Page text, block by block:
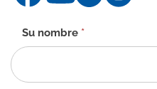
Formulario
de
contacto
Su nombre *